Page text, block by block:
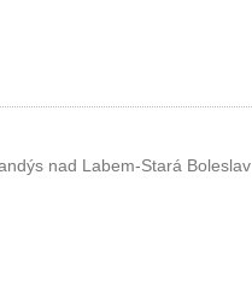
nad Labem-Stará Boleslav